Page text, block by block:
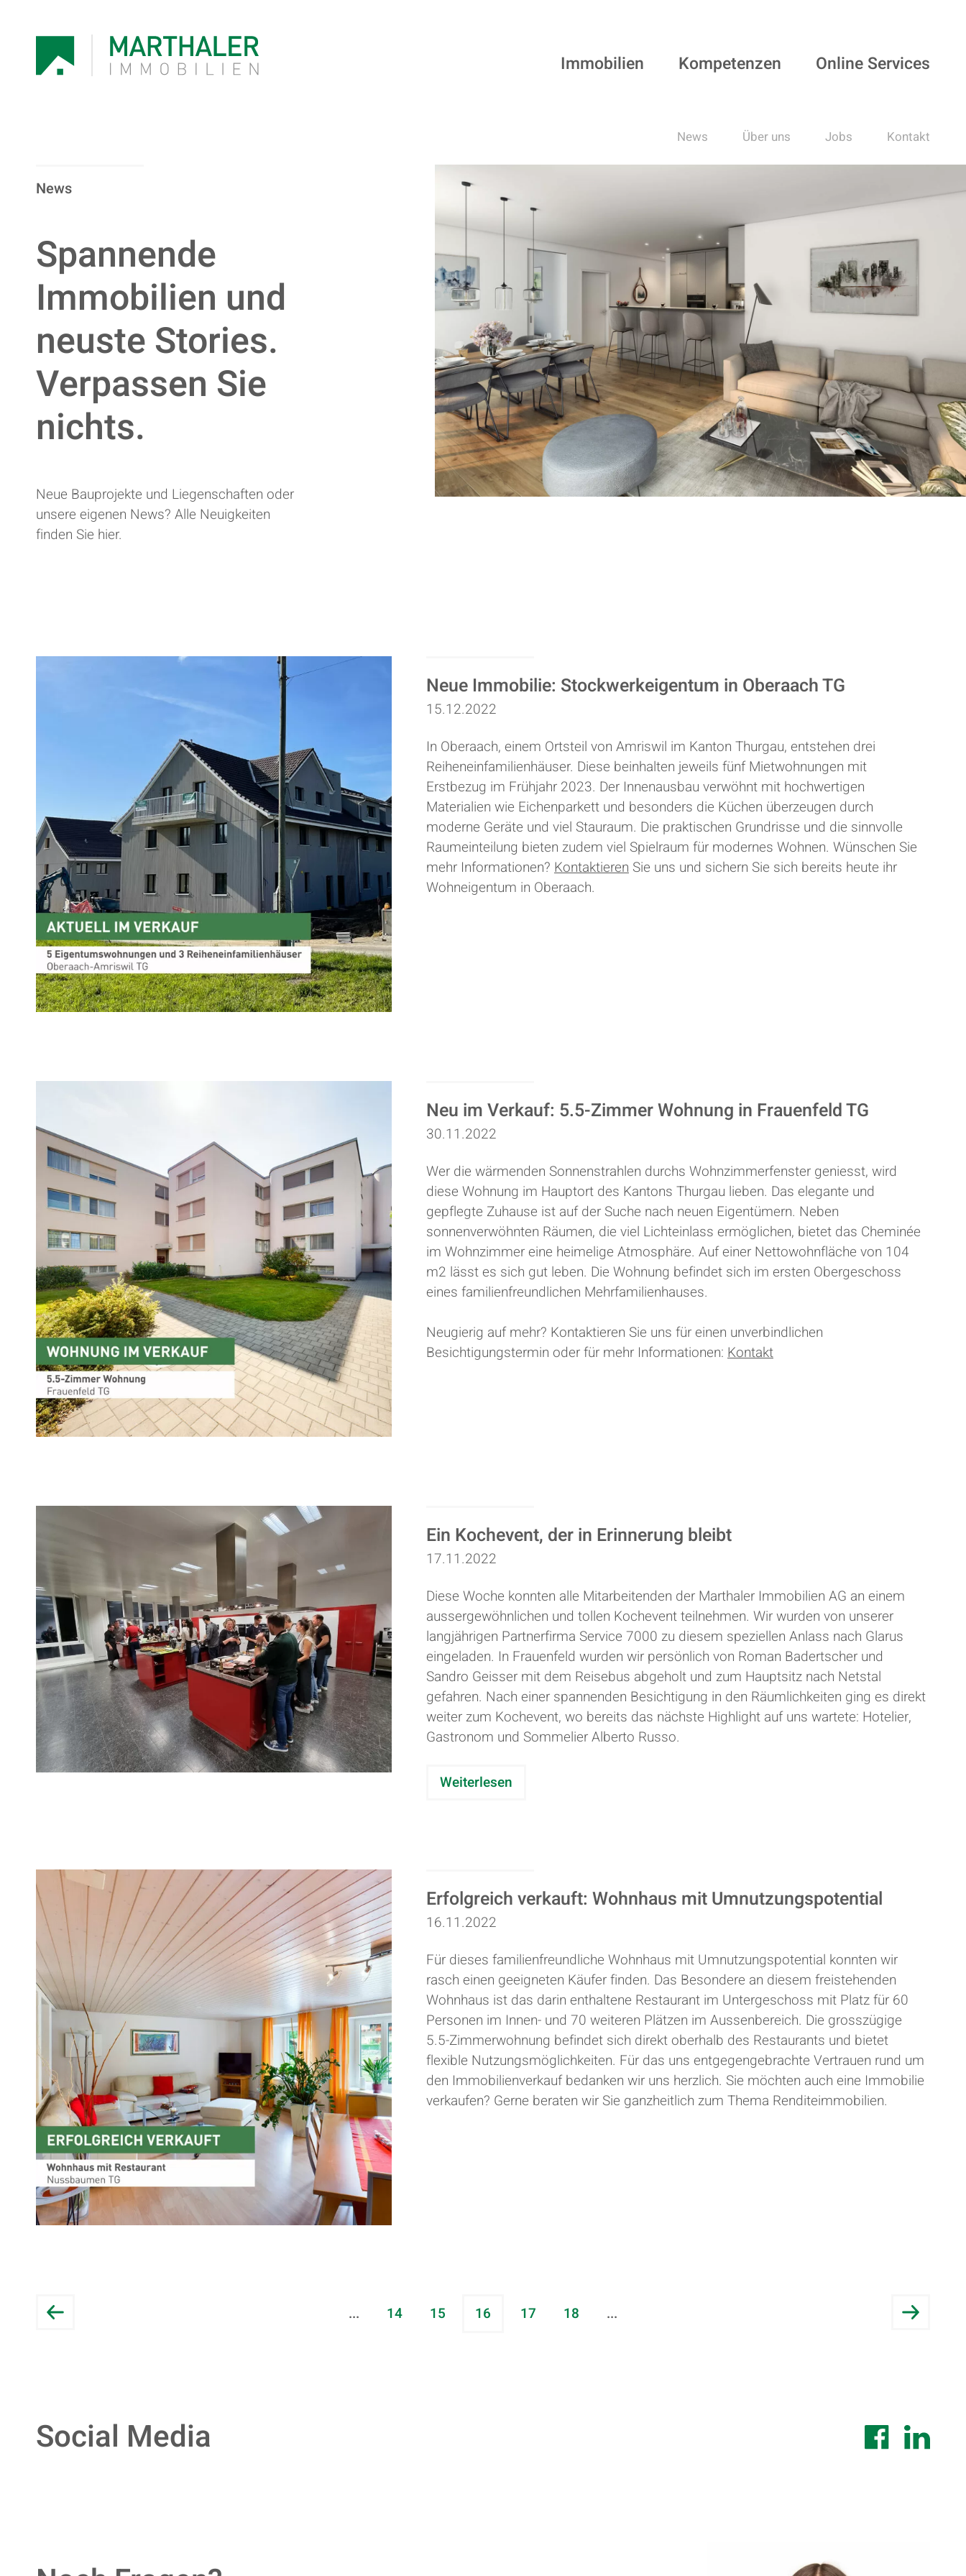
Immobilien Kompetenzen Online Services
News Über uns Jobs Kontakt
News
Spannende
Immobilien und
neuste Stories.
Verpassen Sie
nichts.
Neue Bauprojekte und Liegenschaften oder
unsere eigenen News? Alle Neuigkeiten
finden Sie hier.
Neue Immobilie: Stockwerkeigentum in Oberaach TG
15.12.2022
In Oberaach, einem Ortsteil von Amriswil im Kanton Thurgau, entstehen drei
Reiheneinfamilienhäuser. Diese beinhalten jeweils fünf Mietwohnungen mit
Erstbezug im Frühjahr 2023. Der Innenausbau verwöhnt mit hochwertigen
Materialien wie Eichenparkett und besonders die Küchen überzeugen durch
moderne Geräte und viel Stauraum. Die praktischen Grundrisse und die sinnvolle
Raumeinteilung bieten zudem viel Spielraum für modernes Wohnen. Wünschen Sie
mehr Informationen? Kontaktieren Sie uns und sichern Sie sich bereits heute ihr
Wohneigentum in Oberaach.
Neu im Verkauf: 5.5-Zimmer Wohnung in Frauenfeld TG
30.11.2022
Wer die wärmenden Sonnenstrahlen durchs Wohnzimmerfenster geniesst, wird
diese Wohnung im Hauptort des Kantons Thurgau lieben. Das elegante und
gepflegte Zuhause ist auf der Suche nach neuen Eigentümern. Neben
sonnenverwöhnten Räumen, die viel Lichteinlass ermöglichen, bietet das Cheminée
im Wohnzimmer eine heimelige Atmosphäre. Auf einer Nettowohnfläche von 104
m2 lässt es sich gut leben. Die Wohnung befindet sich im ersten Obergeschoss
eines familienfreundlichen Mehrfamilienhauses.
Neugierig auf mehr? Kontaktieren Sie uns für einen unverbindlichen
Besichtigungstermin oder für mehr Informationen: Kontakt
Ein Kochevent, der in Erinnerung bleibt
17.11.2022
Diese Woche konnten alle Mitarbeitenden der Marthaler Immobilien AG an einem
aussergewöhnlichen und tollen Kochevent teilnehmen. Wir wurden von unserer
langjährigen Partnerfirma Service 7000 zu diesem speziellen Anlass nach Glarus
eingeladen. In Frauenfeld wurden wir persönlich von Roman Badertscher und
Sandro Geisser mit dem Reisebus abgeholt und zum Hauptsitz nach Netstal
gefahren. Nach einer spannenden Besichtigung in den Räumlichkeiten ging es direkt
weiter zum Kochevent, wo bereits das nächste Highlight auf uns wartete: Hotelier,
Gastronom und Sommelier Alberto Russo.
Weiterlesen
Erfolgreich verkauft: Wohnhaus mit Umnutzungspotential
16.11.2022
Für dieses familienfreundliche Wohnhaus mit Umnutzungspotential konnten wir
rasch einen geeigneten Käufer finden. Das Besondere an diesem freistehenden
Wohnhaus ist das darin enthaltene Restaurant im Untergeschoss mit Platz für 60
Personen im Innen- und 70 weiteren Plätzen im Aussenbereich. Die grosszügige
5.5-Zimmerwohnung befindet sich direkt oberhalb des Restaurants und bietet
flexible Nutzungsmöglichkeiten. Für das uns entgegengebrachte Vertrauen rund um
den Immobilienverkauf bedanken wir uns herzlich. Sie möchten auch eine Immobilie
verkaufen? Gerne beraten wir Sie ganzheitlich zum Thema Renditeimmobilien.
... 14 15 16 17 18 ...
So­ci­al Me­dia